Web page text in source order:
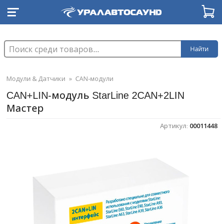
Найти
Модули & Датчики » CAN-модули
CAN+LIN-модуль StarLine 2CAN+2LIN
Мастер
Артикул: 00011448